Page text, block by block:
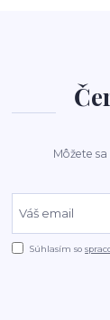
Môžete
Súhlasím so